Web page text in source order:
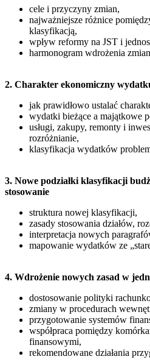
cele i przyczyny zmian,
najważniejsze różnice
klasyfikacją,
wpływ reformy na JST i
harmonogram wdrożenia zmian
2. Charakter ekonomiczny
jak prawidłowo ustalać
wydatki bieżące a majątkowe
usługi, zakupy, remonty i
rozróżnianie,
klasyfikacja wydatków
3. Nowe podziałki klasyfikacji
stosowanie
struktura nowej klasyfikacji,
zasady stosowania działów,
interpretacja nowych
mapowanie wydatków ze
4. Wdrożenie nowych zasad w
dostosowanie polityki
zmiany w procedurach
przygotowanie systemów
współpraca pomiędzy
finansowymi,
rekomendowane działania